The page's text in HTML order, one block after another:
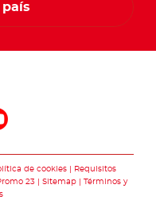
de cookies
Requisitos
23 Sitemap
Términos y